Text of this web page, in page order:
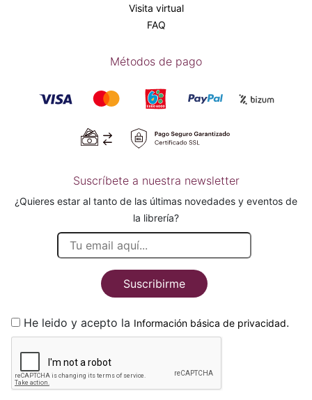
Visita virtual
FAQ
Métodos de pago
Suscríbete a nuestra newsletter
¿Quieres estar al tanto de las últimas novedades y eventos de
la librería?
Suscribirme
He leido y acepto la Información básica de privacidad.